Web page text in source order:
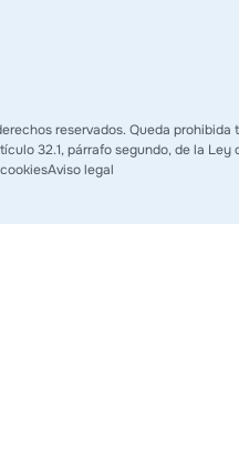
reservados. Queda
32.1, párrafo segundo, de la Ley
Aviso legal